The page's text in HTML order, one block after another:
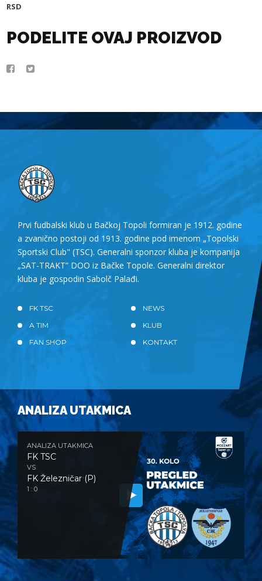
RSD
PODELITE OVAJ PROIZVOD
Prvi fudbalski klub u Bačkoj Topoli formiran je 1912. godine
a zvanično postoji od 1913. godine pod imenom „Topolski
Sportski Club" (TSC). Generalni sponzor kluba je kompanija
„SAT-TRAKT” DOO iz Bačke Topole. Generalni direktor
kluba je gospodin Sabolč Palađi.
FK TSC
NEWS
A TIM
KLUB
FAN SHOP
KONTAKT
ANALIZA UTAKMICA
ANALIZA UTAKMICA
FK TSC
VS
FK Železničar (P)
1 : 0